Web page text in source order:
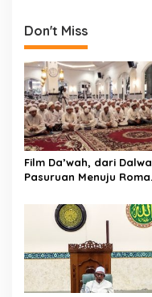
Don't Miss
Film Da’wah, dari Dalwa
Pasuruan Menuju Roma